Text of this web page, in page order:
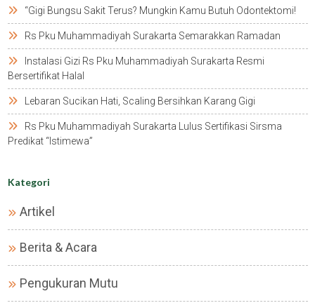
“gigi Bungsu Sakit Terus? Mungkin Kamu Butuh Odontektomi!
Rs Pku Muhammadiyah Surakarta Semarakkan Ramadan
Instalasi Gizi Rs Pku Muhammadiyah Surakarta Resmi
Bersertifikat Halal
Lebaran Sucikan Hati, Scaling Bersihkan Karang Gigi
Rs Pku Muhammadiyah Surakarta Lulus Sertifikasi Sirsma
Predikat “istimewa”
Kategori
Artikel
Berita & Acara
Pengukuran Mutu